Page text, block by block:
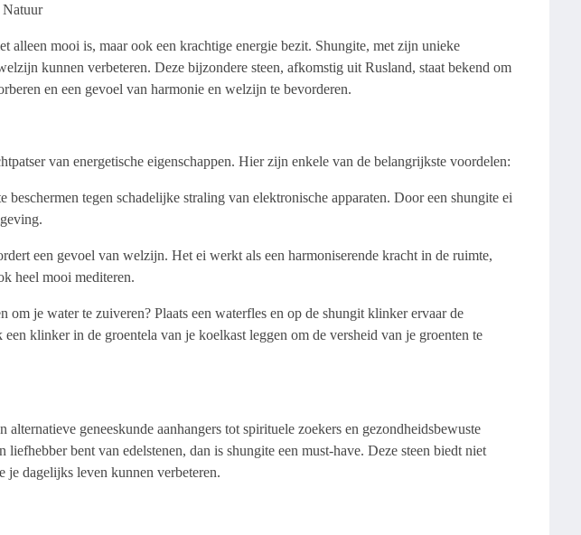
Natuur
alleen mooi is, maar ook een krachtige energie bezit. Shungite, met zijn unieke
kunnen verbeteren. Deze bijzondere steen, afkomstig uit Rusland, staat bekend om
en een gevoel van harmonie en welzijn te bevorderen.
van energetische eigenschappen. Hier zijn enkele van de belangrijkste voordelen:
tegen schadelijke straling van elektronische apparaten. Door een shungite ei
een gevoel van welzijn. Het ei werkt als een harmoniserende kracht in de ruimte,
heel mooi mediteren.
je water te zuiveren? Plaats een waterfles en op de shungit klinker ervaar de
klinker in de groentela van je koelkast leggen om de versheid van je groenten te
alternatieve geneeskunde aanhangers tot spirituele zoekers en gezondheidsbewuste
bent van edelstenen, dan is shungite een must-have. Deze steen biedt niet
je dagelijks leven kunnen verbeteren.